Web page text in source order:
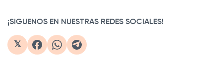
¡SIGUENOS EN NUESTRAS REDES SOCIALES!
𝕏